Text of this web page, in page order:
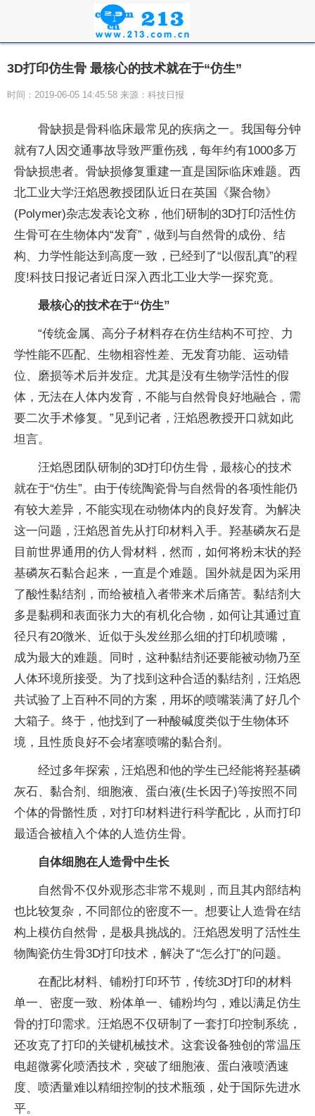
3D打印仿生骨 最核心的技术就在于“仿生”
时间：2019-06-05 14:45:58 来源：科技日报
骨缺损是骨科临床最常见的疾病之一。我国每分钟
就有7人因交通事故导致严重伤残，每年约有1000多万
骨缺损患者。骨缺损修复重建一直是国际临床难题。西
北工业大学汪焰恩教授团队近日在英国《聚合物》
(Polymer)杂志发表论文称，他们研制的3D打印活性仿
生骨可在生物体内“发育”，做到与自然骨的成份、结
构、力学性能达到高度一致，已经到了“以假乱真”的程
度!科技日报记者近日深入西北工业大学一探究竟。
最核心的技术在于“仿生”
“传统金属、高分子材料存在仿生结构不可控、力
学性能不匹配、生物相容性差、无发育功能、运动错
位、磨损等术后并发症。尤其是没有生物学活性的假
体，无法在人体内发育，不能与自然骨良好地融合，需
要二次手术修复。”见到记者，汪焰恩教授开口就如此
坦言。
汪焰恩团队研制的3D打印仿生骨，最核心的技术
就在于“仿生”。由于传统陶瓷骨与自然骨的各项性能仍
有较大差异，不能实现在动物体内的良好发育。为解决
这一问题，汪焰恩首先从打印材料入手。羟基磷灰石是
目前世界通用的仿人骨材料，然而，如何将粉末状的羟
基磷灰石黏合起来，一直是个难题。国外就是因为采用
了酸性黏结剂，而给被植入者带来术后痛苦。黏结剂大
多是黏稠和表面张力大的有机化合物，如何让其通过直
径只有20微米、近似于头发丝那么细的打印机喷嘴，
成为最大的难题。同时，这种黏结剂还要能被动物乃至
人体环境所接受。为了找到这种合适的黏结剂，汪焰恩
共试验了上百种不同的方案，用坏的喷嘴装满了好几个
大箱子。终于，他找到了一种酸碱度类似于生物体环
境，且性质良好不会堵塞喷嘴的黏合剂。
经过多年探索，汪焰恩和他的学生已经能将羟基磷
灰石、黏合剂、细胞液、蛋白液(生长因子)等按照不同
个体的骨骼性质，对打印材料进行科学配比，从而打印
最适合被植入个体的人造仿生骨。
自体细胞在人造骨中生长
自然骨不仅外观形态非常不规则，而且其内部结构
也比较复杂，不同部位的密度不一。想要让人造骨在结
构上模仿自然骨，是极具挑战的。汪焰恩发明了活性生
物陶瓷仿生骨3D打印技术，解决了“怎么打”的问题。
在配比材料、铺粉打印环节，传统3D打印的材料
单一、密度一致、粉体单一、铺粉均匀，难以满足仿生
骨的打印需求。汪焰恩不仅研制了一套打印控制系统，
还攻克了打印的关键机械技术。这套设备独创的常温压
电超微雾化喷洒技术，突破了细胞液、蛋白液喷洒速
度、喷洒量难以精细控制的技术瓶颈，处于国际先进水
平。